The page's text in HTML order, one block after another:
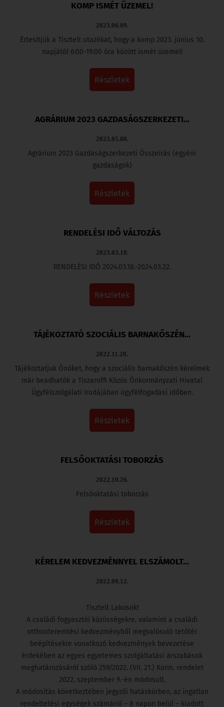
KOMP ISMÉT ÜZEMEL!
2023.06.09.
Értesítjük a Tisztelt utazókat, hogy a komp 2023. június 10.
napjától 6:00-19:00 óra között ismét üzemel!
részletek
AGRÁRIUM 2023 GAZDASÁGSZERKEZETI...
2023.05.08.
Agrárium 2023 Gazdaságszerkezeti Összeírás (egyéni
gazdaságok)
részletek
RENDELÉSI IDŐ VÁLTOZÁS
2023.03.18.
RENDELÉSI IDŐ 2024.03.18.-2024.03.22.
részletek
TÁJÉKOZTATÓ SZOCIÁLIS BARNAKŐSZÉN...
2022.11.28.
Tájékoztatjuk Önöket, hogy a szociális barnakőszén kérelmek
már beadhatók a Tiszaroffi Közös Önkormányzati Hivatal
Ügyfélszolgálati Irodájában ügyfélfogadási időben.
részletek
FELSŐOKTATÁSI TOBORZÁS
2022.10.26.
Felsőoktatási toborzás
részletek
KÉRELEM KEDVEZMÉNNYEL ELSZÁMOLT...
2022.09.12.
Tisztelt Lakosok!
A családi fogyasztói közösségekre, valamint a családi
otthonteremtési kedvezményből megvalósuló tetőtér
beépítésekre vonatkozó kedvezmények bevezetése
érdekében az egyes egyetemes szolgáltatási árszabások
meghatározásáról szóló 259/2022. (VII. 21.) Korm. rendelet
2022. szeptember 9.-én módosult.
A módosítás következtében jegyzői hatáskörben, az ingatlan
rendeltetési egységek számáról – 8 napon belül – kiadott